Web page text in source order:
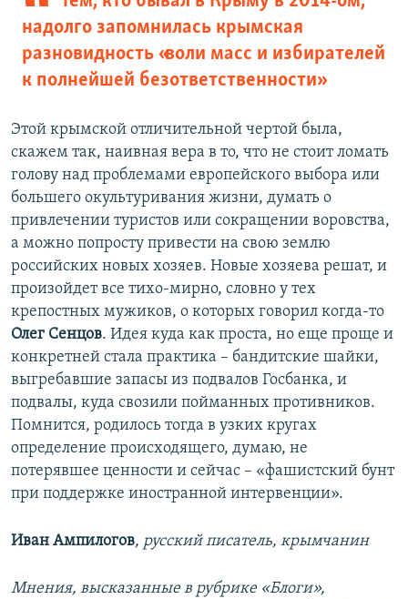
надолго запомнилась крымская
разновидность «воли масс и избирателей
к полнейшей безответственности»
Этой крымской отличительной чертой была,
скажем так, наивная вера в то, что не стоит ломать
голову над проблемами европейского выбора или
большего окультуривания жизни, думать о
привлечении туристов или сокращении воровства,
а можно попросту привести на свою землю
российских новых хозяев. Новые хозяева решат, и
произойдет все тихо-мирно, словно у тех
крепостных мужиков, о которых говорил когда-то
Олег Сенцов. Идея куда как проста, но еще проще и
конкретней стала практика – бандитские шайки,
выгребавшие запасы из подвалов Госбанка, и
подвалы, куда свозили пойманных противников.
Помнится, родилось тогда в узких кругах
определение происходящего, думаю, не
потерявшее ценности и сейчас – «фашистский бунт
при поддержке иностранной интервенции».
Иван Ампилогов, русский писатель, крымчанин
Мнения, высказанные в рубрике «Блоги»,